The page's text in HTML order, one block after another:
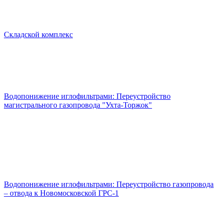
Складской комплекс
Водопонижение иглофильтрами: Переустройство
магистрального газопровода "Ухта-Торжок"
Водопонижение иглофильтрами: Переустройство газопровода
– отвода к Новомосковской ГРС-1